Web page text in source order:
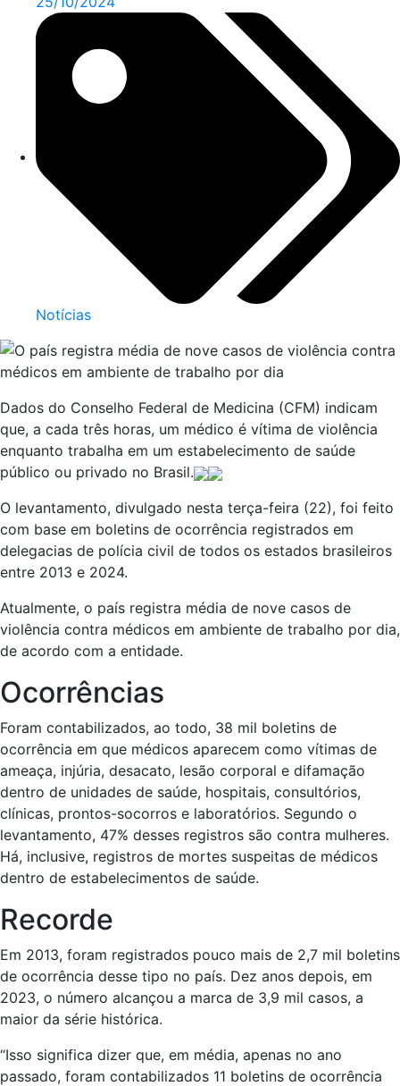
Notícias
Dados do Conselho Federal de Medicina (CFM) indicam
que, a cada três horas, um médico é vítima de violência
enquanto trabalha em um estabelecimento de saúde
público ou privado no Brasil.
O levantamento, divulgado nesta terça-feira (22), foi feito
com base em boletins de ocorrência registrados em
delegacias de polícia civil de todos os estados brasileiros
entre 2013 e 2024.
Atualmente, o país registra média de nove casos de
violência contra médicos em ambiente de trabalho por dia,
de acordo com a entidade.
Ocorrências
Foram contabilizados, ao todo, 38 mil boletins de
ocorrência em que médicos aparecem como vítimas de
ameaça, injúria, desacato, lesão corporal e difamação
dentro de unidades de saúde, hospitais, consultórios,
clínicas, prontos-socorros e laboratórios. Segundo o
levantamento, 47% desses registros são contra mulheres.
Há, inclusive, registros de mortes suspeitas de médicos
dentro de estabelecimentos de saúde.
Recorde
Em 2013, foram registrados pouco mais de 2,7 mil boletins
de ocorrência desse tipo no país. Dez anos depois, em
2023, o número alcançou a marca de 3,9 mil casos, a
maior da série histórica.
“Isso significa dizer que, em média, apenas no ano
passado, foram contabilizados 11 boletins de ocorrência